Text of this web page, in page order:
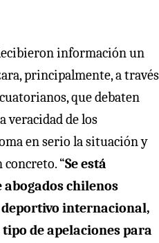
información un
principalmente, a través
que debaten
veracidad de los
en serio la situación y
concreto. “Se está
chilenos
internacional,
de apelaciones para